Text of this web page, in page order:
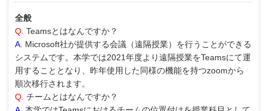
全般
Q. Teamsとはなんですか？
A. Microsoft社が提供する会議（遠隔授業）を行うことができる
システムです。本学では2021年度より遠隔授業をTeamsにて運
用することとなり、昨年使用した同様の機能を持つzoomから
順次移行されます。
Q. チームとはなんですか？